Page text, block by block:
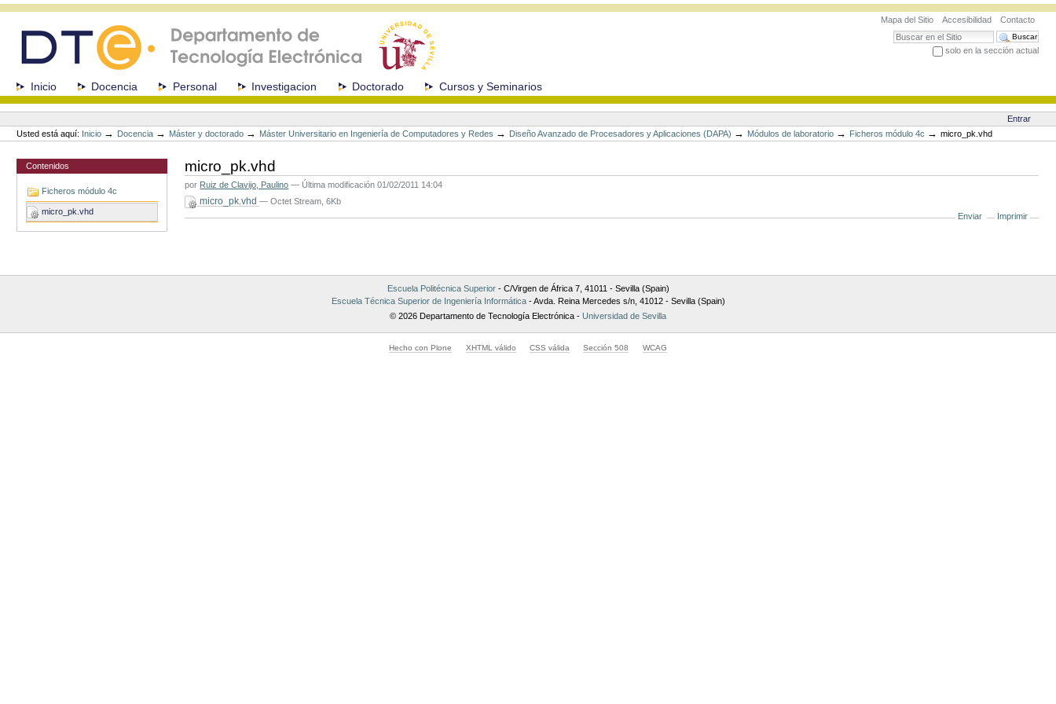
navegación
Mapa del Sitio Accesibilidad
Contacto
Buscar
solo en la sección actual
SeccionesInicio Docencia Personal Investigacion Doctorado Cursos y Seminarios
Herramientas
Personales
Entrar
Usted está aquí: Inicio → Docencia → Máster y doctorado → Máster Universitario en Ingeniería de Computadores y Redes → Diseño Avanzado de Procesadores y Aplicaciones (DAPA) → Módulos de laboratorio → Ficheros módulo 4c →micro_pk.vhd
Contenidos
Ficheros módulo 4c
micro_pk.vhd
micro_pk.vhd
por Ruiz de Clavijo, Paulino — Última modificación 01/02/2011 14:04
micro_pk.vhd— Octet Stream, 6Kb
Enviar Imprimir
Escuela Politécnica Superior- C/Virgen de África 7, 41011 - Sevilla (Spain)
Escuela Técnica Superior de Ingeniería Informática- Avda. Reina Mercedes s/n, 41012 - Sevilla (Spain)
© 2026 Departamento de Tecnología Electrónica - Universidad de Sevilla
Hecho con Plone XHTML válido CSS válida Sección 508 WCAG